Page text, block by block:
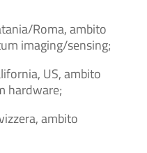
Roma, ambito
imaging/sensing;
US, ambito
hardware;
ambito